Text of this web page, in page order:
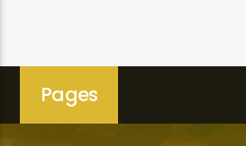
Pages